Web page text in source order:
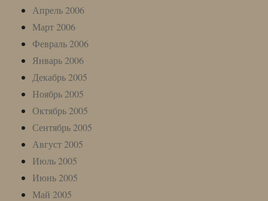
Апрель 2006
Март 2006
Февраль 2006
Январь 2006
Декабрь 2005
Ноябрь 2005
Октябрь 2005
Сентябрь 2005
Август 2005
Июль 2005
Июнь 2005
Май 2005